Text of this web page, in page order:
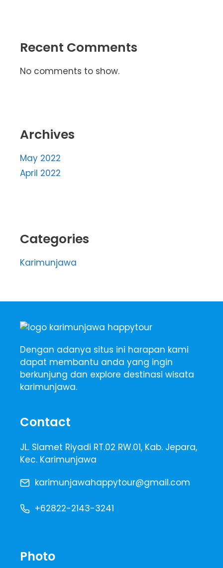
Recent Comments
No comments to show.
Archives
May 2022
April 2022
Categories
Karimunjawa
Dengan adanya situs ini harapan kami
dapat membantu anda yang ingin
berkunjung dan explore destinasi wisata
karimunjawa.
Contact
JL. Slamet Riyadi RT.02 RW.01, Kab. Jepara,
Kec. Karimunjawa
karimunjawahappytour@gmail.com
+62822-2143-3241
Photo